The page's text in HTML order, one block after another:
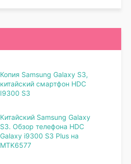
Копия Samsung Galaxy S3,
китайский смартфон HDC
I9300 S3
Китайский Samsung Galaxy
S3. Обзор телефона HDC
Galaxy i9300 S3 Plus на
MTK6577